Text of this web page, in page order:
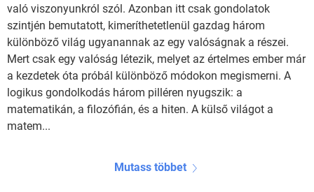
való viszonyunkról szól. Azonban itt csak gondolatok
szintjén bemutatott, kimeríthetetlenül gazdag három
különböző világ ugyanannak az egy valóságnak a részei.
Mert csak egy valóság létezik, melyet az értelmes ember már
a kezdetek óta próbál különböző módokon megismerni. A
logikus gondolkodás három pilléren nyugszik: a
matematikán, a filozófián, és a hiten. A külső világot a
matem...
Mutass többet